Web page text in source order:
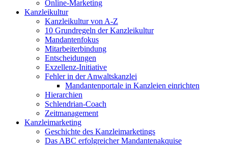
Online-Marketing
Kanzleikultur
Kanzleikultur von A-Z
10 Grundregeln der Kanzleikultur
Mandantenfokus
Mitarbeiterbindung
Entscheidungen
Exzellenz-Initiative
Fehler in der Anwaltskanzlei
Mandantenportale in Kanzleien einrichten
Hierarchien
Schlendrian-Coach
Zeitmanagement
Kanzleimarketing
Geschichte des Kanzleimarketings
Das ABC erfolgreicher Mandantenakquise